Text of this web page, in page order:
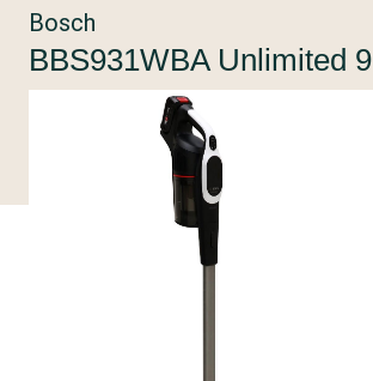
Bosch
BBS931WBA Unlimited 9